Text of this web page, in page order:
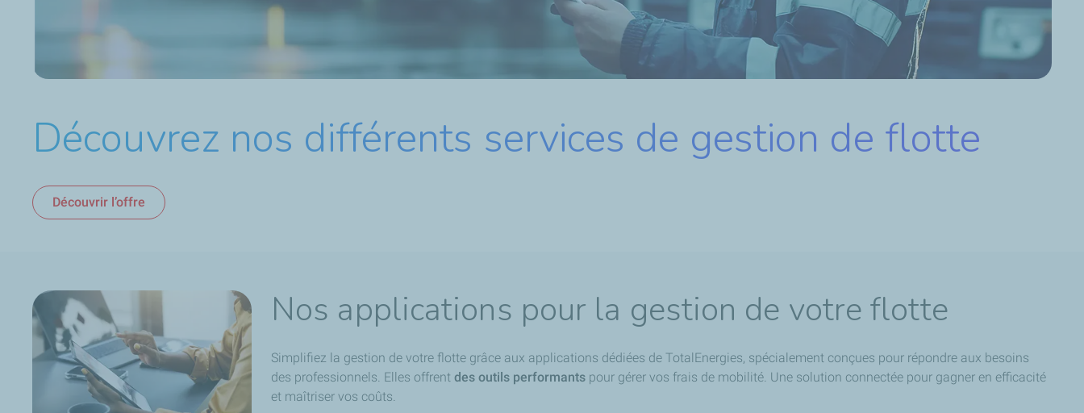
Découvrez nos différents services de gestion de flotte
Découvrir l’offre
Nos applications pour la gestion de votre flotte
Simplifiez la gestion de votre flotte grâce aux applications dédiées de TotalEnergies, spécialement conçues pour répondre aux besoins
des professionnels. Elles offrent des outils performants pour gérer vos frais de mobilité. Une solution connectée pour gagner en efficacité
et maîtriser vos coûts.